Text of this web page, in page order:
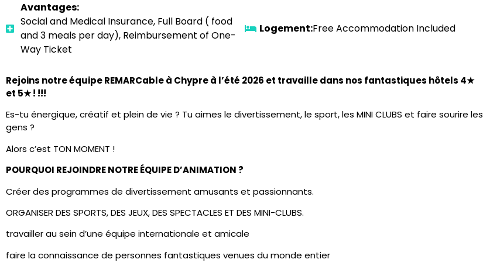
Avantages:
Social and Medical Insurance, Full Board ( food
and 3 meals per day), Reimbursement of One-
Way Ticket
Logement:Free Accommodation Included
Rejoins notre équipe REMARCable à Chypre à l’été 2026 et travaille dans nos fantastiques hôtels 4★
et 5★ ! !!!
Es-tu énergique, créatif et plein de vie ? Tu aimes le divertissement, le sport, les MINI CLUBS et faire sourire les
gens ?
Alors c’est TON MOMENT !
POURQUOI REJOINDRE NOTRE ÉQUIPE D’ANIMATION ?
Créer des programmes de divertissement amusants et passionnants.
ORGANISER DES SPORTS, DES JEUX, DES SPECTACLES ET DES MINI-CLUBS.
travailler au sein d’une équipe internationale et amicale
faire la connaissance de personnes fantastiques venues du monde entier